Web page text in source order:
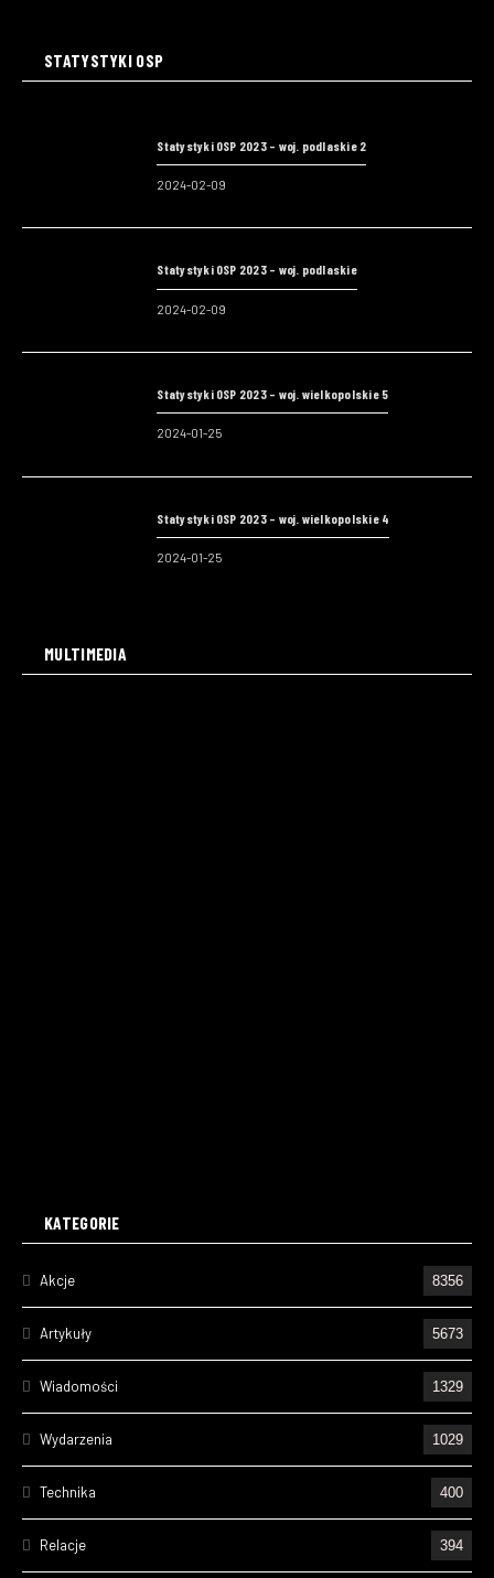
STATYSTYKI OSP
Statystyki OSP 2023 – woj. podlaskie 2
2024-02-09
Statystyki OSP 2023 – woj. podlaskie
2024-02-09
Statystyki OSP 2023 – woj. wielkopolskie 5
2024-01-25
Statystyki OSP 2023 – woj. wielkopolskie 4
2024-01-25
MULTIMEDIA
KATEGORIE
Akcje 8356
Artykuły 5673
Wiadomości 1329
Wydarzenia 1029
Technika 400
Relacje 394